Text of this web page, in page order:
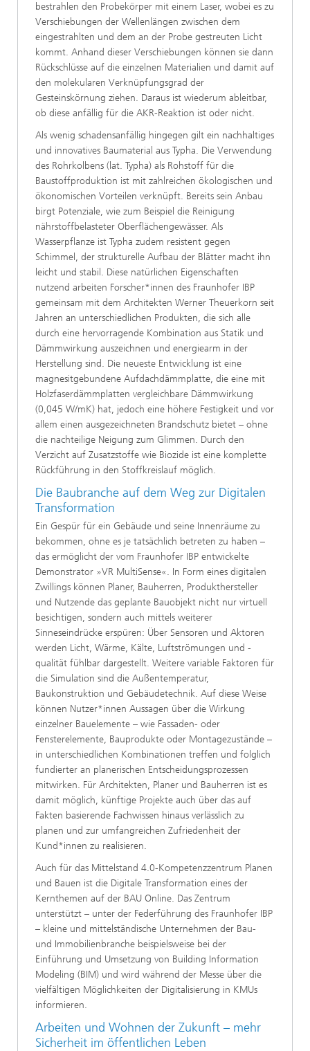
bestrahlen den Probekörper mit einem Laser, wobei es zu
Verschiebungen der Wellenlängen zwischen dem
eingestrahlten und dem an der Probe gestreuten Licht
kommt. Anhand dieser Verschiebungen können sie dann
Rückschlüsse auf die einzelnen Materialien und damit auf
den molekularen Verknüpfungsgrad der
Gesteinskörnung ziehen. Daraus ist wiederum ableitbar,
ob diese anfällig für die AKR-Reaktion ist oder nicht.
Als wenig schadensanfällig hingegen gilt ein nachhaltiges
und innovatives Baumaterial aus Typha. Die Verwendung
des Rohrkolbens (lat. Typha) als Rohstoff für die
Baustoffproduktion ist mit zahlreichen ökologischen und
ökonomischen Vorteilen verknüpft. Bereits sein Anbau
birgt Potenziale, wie zum Beispiel die Reinigung
nährstoffbelasteter Oberflächengewässer. Als
Wasserpflanze ist Typha zudem resistent gegen
Schimmel, der strukturelle Aufbau der Blätter macht ihn
leicht und stabil. Diese natürlichen Eigenschaften
nutzend arbeiten Forscher*innen des Fraunhofer IBP
gemeinsam mit dem Architekten Werner Theuerkorn seit
Jahren an unterschiedlichen Produkten, die sich alle
durch eine hervorragende Kombination aus Statik und
Dämmwirkung auszeichnen und energiearm in der
Herstellung sind. Die neueste Entwicklung ist eine
magnesitgebundene Aufdachdämmplatte, die eine mit
Holzfaserdämmplatten vergleichbare Dämmwirkung
(0,045 W/mK) hat, jedoch eine höhere Festigkeit und vor
allem einen ausgezeichneten Brandschutz bietet – ohne
die nachteilige Neigung zum Glimmen. Durch den
Verzicht auf Zusatzstoffe wie Biozide ist eine komplette
Rückführung in den Stoffkreislauf möglich.
Die Baubranche auf dem Weg zur Digitalen
Transformation
Ein Gespür für ein Gebäude und seine Innenräume zu
bekommen, ohne es je tatsächlich betreten zu haben –
das ermöglicht der vom Fraunhofer IBP entwickelte
Demonstrator »VR MultiSense«. In Form eines digitalen
Zwillings können Planer, Bauherren, Produkthersteller
und Nutzende das geplante Bauobjekt nicht nur virtuell
besichtigen, sondern auch mittels weiterer
Sinneseindrücke erspüren: Über Sensoren und Aktoren
werden Licht, Wärme, Kälte, Luftströmungen und -
qualität fühlbar dargestellt. Weitere variable Faktoren für
die Simulation sind die Außentemperatur,
Baukonstruktion und Gebäudetechnik. Auf diese Weise
können Nutzer*innen Aussagen über die Wirkung
einzelner Bauelemente – wie Fassaden- oder
Fensterelemente, Bauprodukte oder Montagezustände –
in unterschiedlichen Kombinationen treffen und folglich
fundierter an planerischen Entscheidungsprozessen
mitwirken. Für Architekten, Planer und Bauherren ist es
damit möglich, künftige Projekte auch über das auf
Fakten basierende Fachwissen hinaus verlässlich zu
planen und zur umfangreichen Zufriedenheit der
Kund*innen zu realisieren.
Auch für das Mittelstand 4.0-Kompetenzzentrum Planen
und Bauen ist die Digitale Transformation eines der
Kernthemen auf der BAU Online. Das Zentrum
unterstützt – unter der Federführung des Fraunhofer IBP
– kleine und mittelständische Unternehmen der Bau-
und Immobilienbranche beispielsweise bei der
Einführung und Umsetzung von Building Information
Modeling (BIM) und wird während der Messe über die
vielfältigen Möglichkeiten der Digitalisierung in KMUs
informieren.
Arbeiten und Wohnen der Zukunft – mehr
Sicherheit im öffentlichen Leben